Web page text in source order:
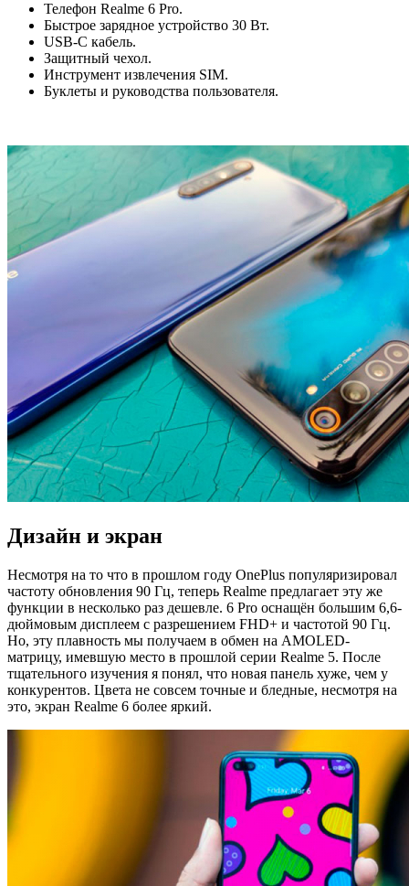
Телефон Realme 6 Pro.
Быстрое зарядное устройство 30 Вт.
USB-C кабель.
Защитный чехол.
Инструмент извлечения SIM.
Буклеты и руководства пользователя.
Дизайн и экран
Несмотря на то что в прошлом году OnePlus популяризировал
частоту обновления 90 Гц, теперь Realme предлагает эту же
функции в несколько раз дешевле. 6 Pro оснащён большим 6,6-
дюймовым дисплеем с разрешением FHD+ и частотой 90 Гц.
Но, эту плавность мы получаем в обмен на AMOLED-
матрицу, имевшую место в прошлой серии Realme 5. После
тщательного изучения я понял, что новая панель хуже, чем у
конкурентов. Цвета не совсем точные и бледные, несмотря на
это, экран Realme 6 более яркий.